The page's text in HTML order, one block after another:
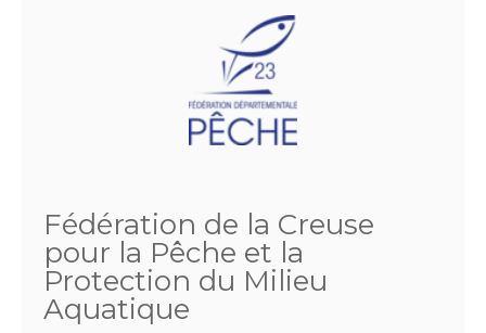
Fédération de la Creuse
pour la Pêche et la
Protection du Milieu
Aquatique